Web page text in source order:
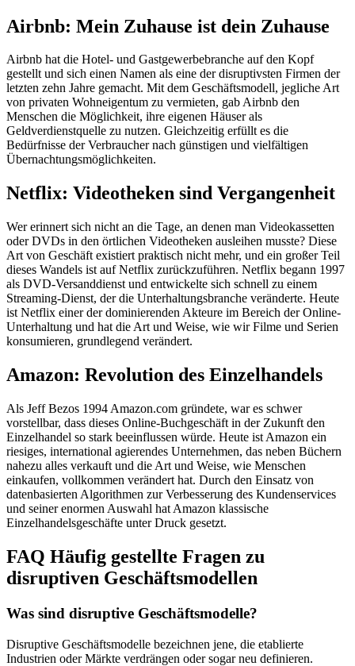
Airbnb: Mein Zuhause ist dein Zuhause
Airbnb hat die Hotel- und Gastgewerbebranche auf den Kopf
gestellt und sich einen Namen als eine der disruptivsten Firmen der
letzten zehn Jahre gemacht. Mit dem Geschäftsmodell, jegliche Art
von privaten Wohneigentum zu vermieten, gab Airbnb den
Menschen die Möglichkeit, ihre eigenen Häuser als
Geldverdienstquelle zu nutzen. Gleichzeitig erfüllt es die
Bedürfnisse der Verbraucher nach günstigen und vielfältigen
Übernachtungsmöglichkeiten.
Netflix: Videotheken sind Vergangenheit
Wer erinnert sich nicht an die Tage, an denen man Videokassetten
oder DVDs in den örtlichen Videotheken ausleihen musste? Diese
Art von Geschäft existiert praktisch nicht mehr, und ein großer Teil
dieses Wandels ist auf Netflix zurückzuführen. Netflix begann 1997
als DVD-Versanddienst und entwickelte sich schnell zu einem
Streaming-Dienst, der die Unterhaltungsbranche veränderte. Heute
ist Netflix einer der dominierenden Akteure im Bereich der Online-
Unterhaltung und hat die Art und Weise, wie wir Filme und Serien
konsumieren, grundlegend verändert.
Amazon: Revolution des Einzelhandels
Als Jeff Bezos 1994 Amazon.com gründete, war es schwer
vorstellbar, dass dieses Online-Buchgeschäft in der Zukunft den
Einzelhandel so stark beeinflussen würde. Heute ist Amazon ein
riesiges, international agierendes Unternehmen, das neben Büchern
nahezu alles verkauft und die Art und Weise, wie Menschen
einkaufen, vollkommen verändert hat. Durch den Einsatz von
datenbasierten Algorithmen zur Verbesserung des Kundenservices
und seiner enormen Auswahl hat Amazon klassische
Einzelhandelsgeschäfte unter Druck gesetzt.
FAQ Häufig gestellte Fragen zu
disruptiven Geschäftsmodellen
Was sind disruptive Geschäftsmodelle?
Disruptive Geschäftsmodelle bezeichnen jene, die etablierte
Industrien oder Märkte verdrängen oder sogar neu definieren.